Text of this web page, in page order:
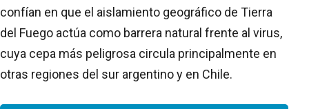
confían en que el aislamiento geográfico de Tierra
del Fuego actúa como barrera natural frente al virus,
cuya cepa más peligrosa circula principalmente en
otras regiones del sur argentino y en Chile.